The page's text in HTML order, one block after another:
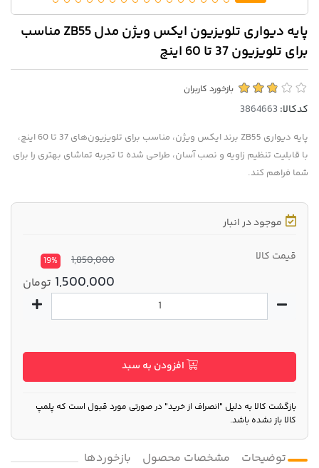
پایه دیواری تلویزیون ایکس ویژن مدل ZB55 مناسب
برای تلویزیون 37 تا 60 اینچ
بازخورد کاربران
کدکالا:
پایه دیواری ZB55 برند ایکس ویژن، مناسب برای تلویزیون‌های 37 تا 60 اینچ،
با قابلیت تنظیم زاویه و نصب آسان، طراحی شده تا تجربه تماشای بهتری را برای
شما فراهم کند.
موجود در انبار
قیمت کالا 1,850,000
19%
1,500,000 تومان
افزودن به سبد
بازگشت کالا به دلیل "انصراف از خرید" در صورتی مورد قبول است که پلمپ
کالا باز نشده باشد.
توضیحات مشخصات محصول بازخوردها